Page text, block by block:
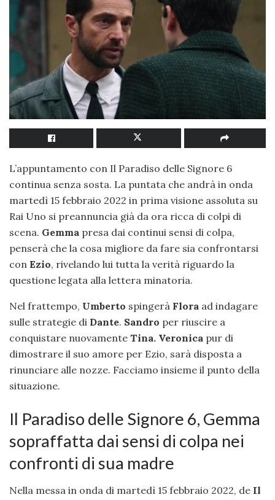
L’appuntamento con Il Paradiso delle Signore 6
continua senza sosta. La puntata che andrà in onda
martedì 15 febbraio 2022 in prima visione assoluta su
Rai Uno si preannuncia già da ora ricca di colpi di
scena. Gemma presa dai continui sensi di colpa,
penserà che la cosa migliore da fare sia confrontarsi
con Ezio, rivelando lui tutta la verità riguardo la
questione legata alla lettera minatoria.
Nel frattempo, Umberto spingerà Flora ad indagare
sulle strategie di Dante. Sandro per riuscire a
conquistare nuovamente Tina. Veronica pur di
dimostrare il suo amore per Ezio, sarà disposta a
rinunciare alle nozze. Facciamo insieme il punto della
situazione.
Il Paradiso delle Signore 6, Gemma
sopraffatta dai sensi di colpa nei
confronti di sua madre
Nella messa in onda di martedì 15 febbraio 2022, de Il